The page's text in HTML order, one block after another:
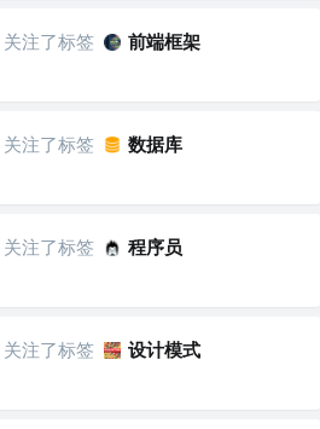
关注了标签 前端框架
关注了标签 数据库
关注了标签 程序员
关注了标签 设计模式